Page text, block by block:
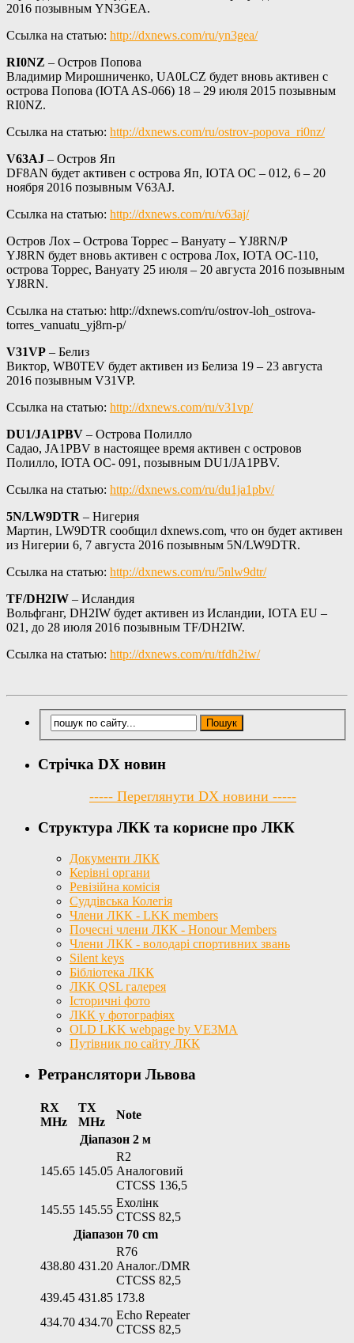
2016 позывным YN3GEA.
Ссылка на статью: http://dxnews.com/ru/yn3gea/
RI0NZ – Остров Попова
Владимир Мирошниченко, UA0LCZ будет вновь активен с
острова Попова (IOTA AS-066) 18 – 29 июля 2015 позывным
RI0NZ.
Ссылка на статью: http://dxnews.com/ru/ostrov-popova_ri0nz/
V63AJ – Остров Яп
DF8AN будет активен с острова Яп, IOTA OC – 012, 6 – 20
ноября 2016 позывным V63AJ.
Ссылка на статью: http://dxnews.com/ru/v63aj/
Остров Лох – Острова Торрес – Вануату – YJ8RN/P
YJ8RN будет вновь активен с острова Лох, IOTA OC-110,
острова Торрес, Вануату 25 июля – 20 августа 2016 позывным
YJ8RN.
Ссылка на статью: http://dxnews.com/ru/ostrov-loh_ostrova-
torres_vanuatu_yj8rn-p/
V31VP – Белиз
Виктор, WB0TEV будет активен из Белиза 19 – 23 августа
2016 позывным V31VP.
Ссылка на статью: http://dxnews.com/ru/v31vp/
DU1/JA1PBV – Острова Полилло
Садао, JA1PBV в настоящее время активен с островов
Полилло, IOTA OC- 091, позывным DU1/JA1PBV.
Ссылка на статью: http://dxnews.com/ru/du1ja1pbv/
5N/LW9DTR – Нигерия
Мартин, LW9DTR сообщил dxnews.com, что он будет активен
из Нигерии 6, 7 августа 2016 позывным 5N/LW9DTR.
Ссылка на статью: http://dxnews.com/ru/5nlw9dtr/
TF/DH2IW – Исландия
Вольфганг, DH2IW будет активен из Исландии, IOTA EU –
021, до 28 июля 2016 позывным TF/DH2IW.
Ссылка на статью: http://dxnews.com/ru/tfdh2iw/
Стрічка DX новин
----- Переглянути DX новини -----
Структура ЛКК та корисне про ЛКК
Документи ЛКК
Керівні органи
Ревізійна комісія
Суддівська Колегія
Члени ЛКК - LKK members
Почесні члени ЛКК - Honour Members
Члени ЛКК - володарі спортивних звань
Silent keys
Бібліотека ЛКК
ЛКК QSL галерея
Історичні фото
ЛКК у фотографіях
OLD LKK webpage by VE3MA
Путівник по сайту ЛКК
Ретранслятори Львова
RX
MHz
TX
MHz
Note
Діапазон 2 м
145.65 145.05
R2
Аналоговий
CTCSS 136,5
145.55 145.55
Ехолінк
CTCSS 82,5
Діапазон 70 cm
438.80 431.20
R76
Аналог./DMR
CTCSS 82,5
439.45 431.85 173.8
434.70 434.70
Echo Repeater
CTCSS 82,5